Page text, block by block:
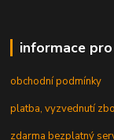
informace
obchodní podmínky
platba, vyzvednutí
zdarma bezplatný